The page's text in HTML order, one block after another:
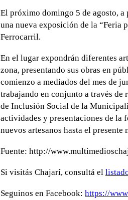
El próximo domingo 5 de agosto, a
una nueva exposición de la “Feria
Ferrocarril.
En el lugar expondrán diferentes
zona, presentando sus obras en
comienzo a mediados del mes de
trabajando en conjunto a través
de Inclusión Social de la
actividades y presentaciones de la
nuevos artesanos hasta el presente
Fuente: http://
Si visitás Chajarí, consultá el
Seguinos en Facebook: https://